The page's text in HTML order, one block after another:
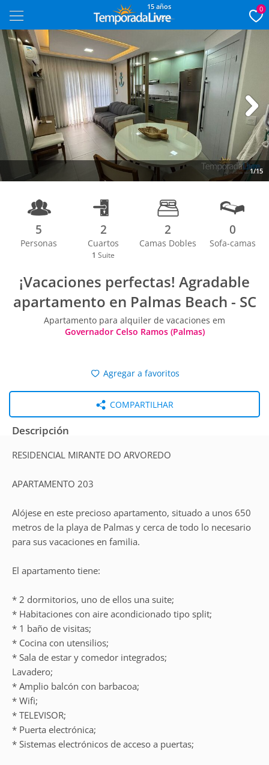
15 años 0
1/15
Next
5
Personas
2
Cuartos
1 Suite
2
Camas Dobles
0
Sofa-camas
¡Vacaciones perfectas! Agradable
apartamento en Palmas Beach - SC
Apartamento para alquiler de vacaciones em
Governador Celso Ramos (Palmas)
Agregar a favoritos
COMPARTILHAR
Descripción
RESIDENCIAL MIRANTE DO ARVOREDO
APARTAMENTO 203
Alójese en este precioso apartamento, situado a unos 650
metros de la playa de Palmas y cerca de todo lo necesario
para sus vacaciones en familia.
El apartamento tiene:
* 2 dormitorios, uno de ellos una suite;
* Habitaciones con aire acondicionado tipo split;
* 1 baño de visitas;
* Cocina con utensilios;
* Sala de estar y comedor integrados;
Lavadero;
* Amplio balcón con barbacoa;
* Wifi;
* TELEVISOR;
* Puerta electrónica;
* Sistemas electrónicos de acceso a puertas;